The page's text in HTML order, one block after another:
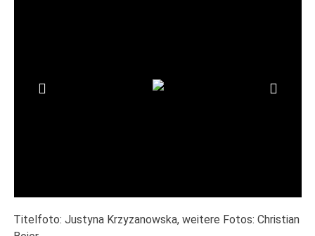
Titelfoto: Justyna Krzyzanowska, weitere Fotos: Christian